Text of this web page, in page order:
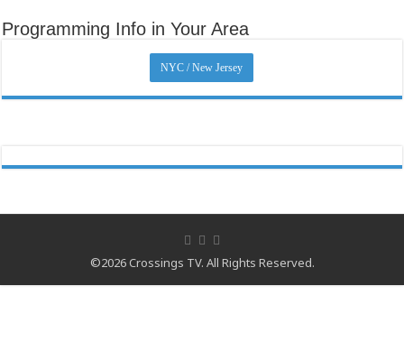
Programming Info in Your Area
NYC / New Jersey
©2026 Crossings TV. All Rights Reserved.